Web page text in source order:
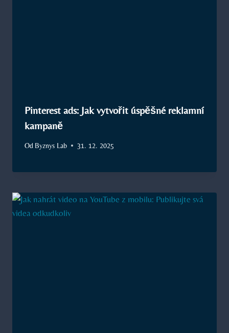
Pinterest ads: Jak vytvořit úspěšné reklamní
kampaně
Od Byznys Lab 31. 12. 2025